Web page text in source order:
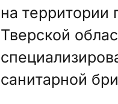
на территории
Тверской
санитарной